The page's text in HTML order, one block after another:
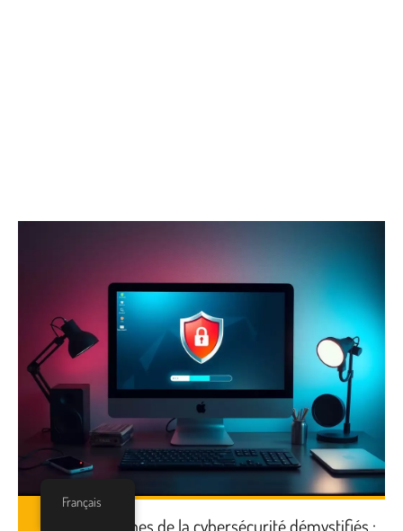
5 mythes de la cybersécurité démystifiés :
Français